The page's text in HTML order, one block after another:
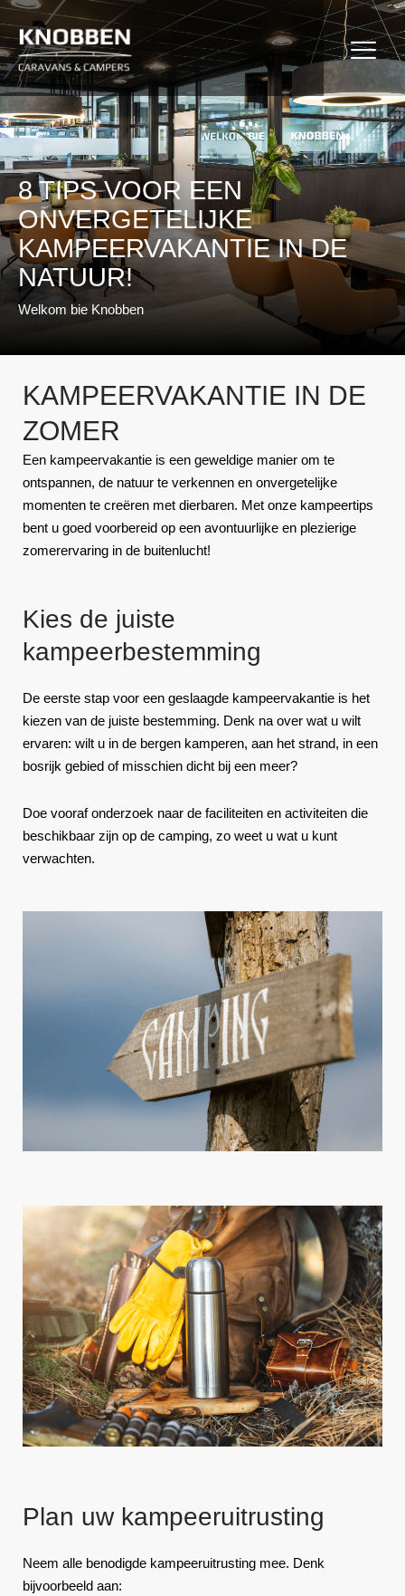
Ga
naar
de
inhoud
8 TIPS VOOR EEN
ONVERGETELIJKE
KAMPEERVAKANTIE IN DE
NATUUR!
Welkom bie Knobben
8 TIPS VOOR EEN
ONVERGETELIJKE
KAMPEERVAKANTIE IN DE
NATUUR!
Welkom bie Knobben
KAMPEERVAKANTIE IN DE
ZOMER
Een kampeervakantie is een geweldige manier om te
ontspannen, de natuur te verkennen en onvergetelijke
momenten te creëren met dierbaren. Met onze kampeertips
bent u goed voorbereid op een avontuurlijke en plezierige
zomerervaring in de buitenlucht!
Kies de juiste
kampeerbestemming
De eerste stap voor een geslaagde kampeervakantie is het
kiezen van de juiste bestemming. Denk na over wat u wilt
ervaren: wilt u in de bergen kamperen, aan het strand, in een
bosrijk gebied of misschien dicht bij een meer?
Doe vooraf onderzoek naar de faciliteiten en activiteiten die
beschikbaar zijn op de camping, zo weet u wat u kunt
verwachten.
Plan uw kampeeruitrusting
Neem alle benodigde kampeeruitrusting mee. Denk
bijvoorbeeld aan: